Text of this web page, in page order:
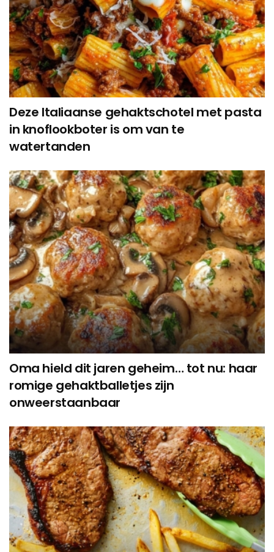
Deze Italiaanse gehaktschotel met pasta
in knoflookboter is om van te
watertanden
Oma hield dit jaren geheim… tot nu: haar
romige gehaktballetjes zijn
onweerstaanbaar